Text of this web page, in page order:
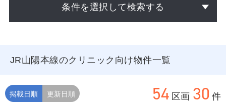
条件を選択して検索する
JR山陽本線のクリニック向け物件一覧
54 区画 30 件
掲載日順 更新日順